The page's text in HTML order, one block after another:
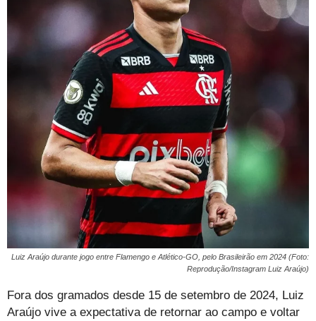
Luiz Araújo durante jogo entre Flamengo e Atlético-GO, pelo Brasileirão em 2024 (Foto:
Reprodução/Instagram Luiz Araújo)
Fora dos gramados desde 15 de setembro de 2024, Luiz
Araújo vive a expectativa de retornar ao campo e voltar